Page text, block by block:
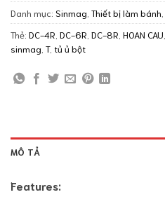
Danh mục: Sinmag Thiết bị làm bánh
Thẻ: DC-4R DC-6R DC-8R HOAN CAU
sinmag T, tủ ủ bột
MÔ TẢ
Features: